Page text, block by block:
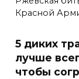
Красной
5 диких
лучше
чтобы